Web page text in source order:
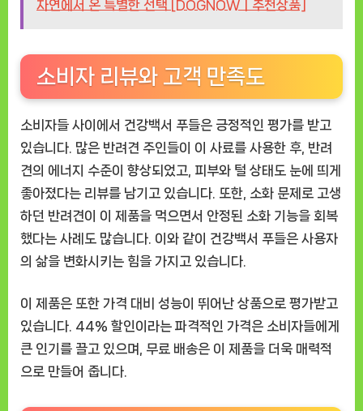
자연에서 온 특별한 선택 [DOGNOWㅣ추천상품]
소비자 리뷰와 고객 만족도
소비자들 사이에서 건강백서 푸들은 긍정적인 평가를 받고
있습니다. 많은 반려견 주인들이 이 사료를 사용한 후, 반려
견의 에너지 수준이 향상되었고, 피부와 털 상태도 눈에 띄게
좋아졌다는 리뷰를 남기고 있습니다. 또한, 소화 문제로 고생
하던 반려견이 이 제품을 먹으면서 안정된 소화 기능을 회복
했다는 사례도 많습니다. 이와 같이 건강백서 푸들은 사용자
의 삶을 변화시키는 힘을 가지고 있습니다.
이 제품은 또한 가격 대비 성능이 뛰어난 상품으로 평가받고
있습니다. 44% 할인이라는 파격적인 가격은 소비자들에게
큰 인기를 끌고 있으며, 무료 배송은 이 제품을 더욱 매력적
으로 만들어 줍니다.